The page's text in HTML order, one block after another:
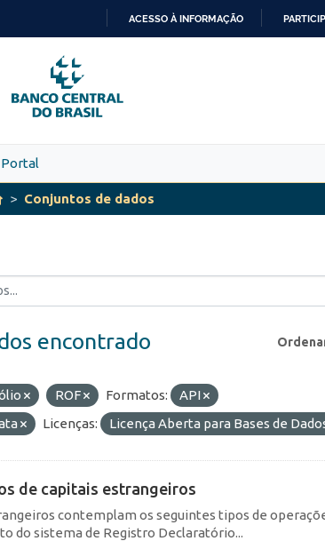
PARA
O
CONTEÚDO
ACESSO À INFORMAÇÃO
Conjuntos de dados
encontrado
ROF Formatos:
API
Licenças: Licença Aberta para Bases de
de capitais estrangeiros
contemplam os seguintes tipos de
do sistema de Registro Declaratório...